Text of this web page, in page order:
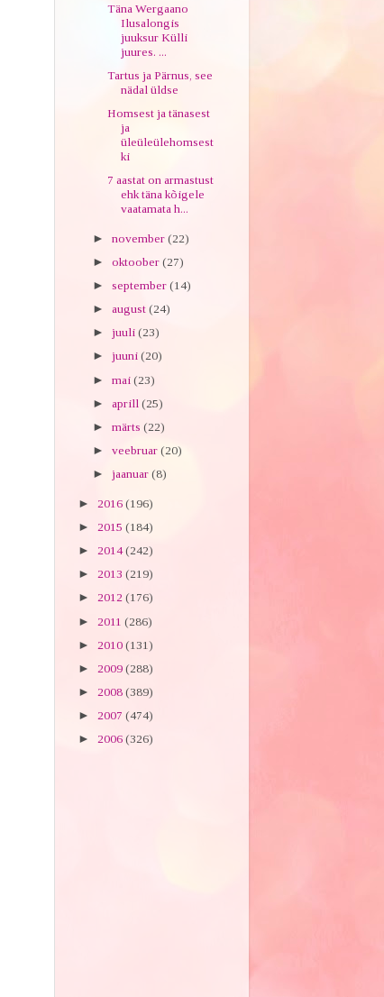
Täna Wergaano
Ilusalongis
juuksur Külli
juures. ...
Tartus ja Pärnus, see
nädal üldse
Homsest ja tänasest
ja
üleüleülehomsest
ki
7 aastat on armastust
ehk täna kõigele
vaatamata h...
► november (22)
► oktoober (27)
► september (14)
► august (24)
► juuli (23)
► juuni (20)
► mai (23)
► aprill (25)
► märts (22)
► veebruar (20)
► jaanuar (8)
► 2016 (196)
► 2015 (184)
► 2014(242)
► 2013 (219)
► 2012 (176)
► 2011 (286)
► 2010 (131)
► 2009 (288)
► 2008 (389)
► 2007 (474)
► 2006 (326)